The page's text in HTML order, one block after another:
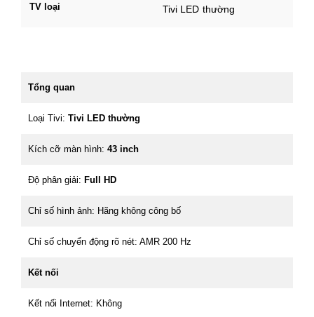
TV loại Tivi LED thường
Tổng quan
Loại Tivi: Tivi LED thường
Kích cỡ màn hình: 43 inch
Độ phân giải: Full HD
Chỉ số hình ảnh: Hãng không công bố
Chỉ số chuyển động rõ nét: AMR 200 Hz
Kết nối
Kết nối Internet: Không